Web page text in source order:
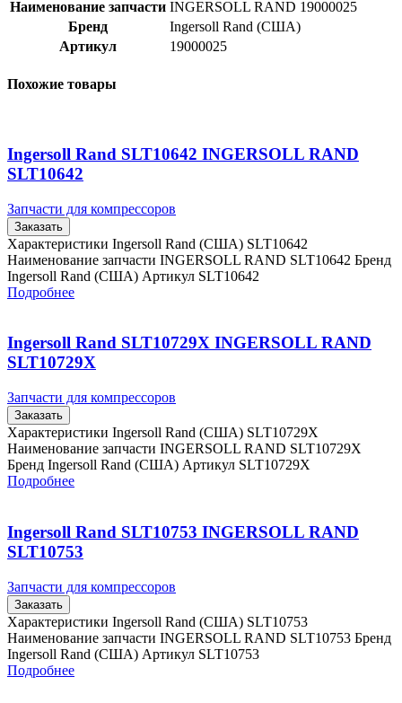
Наименование запчасти INGERSOLL RAND 19000025
Бренд
Ingersoll Rand (США)
Артикул
19000025
Похожие товары
Ingersoll Rand SLT10642 INGERSOLL RAND
SLT10642
Запчасти для компрессоров
Заказать
Характеристики Ingersoll Rand (США) SLT10642
Наименование запчасти INGERSOLL RAND SLT10642 Бренд
Ingersoll Rand (США) Артикул SLT10642
Подробнее
Ingersoll Rand SLT10729X INGERSOLL RAND
SLT10729X
Запчасти для компрессоров
Заказать
Характеристики Ingersoll Rand (США) SLT10729X
Наименование запчасти INGERSOLL RAND SLT10729X
Бренд Ingersoll Rand (США) Артикул SLT10729X
Подробнее
Ingersoll Rand SLT10753 INGERSOLL RAND
SLT10753
Запчасти для компрессоров
Заказать
Характеристики Ingersoll Rand (США) SLT10753
Наименование запчасти INGERSOLL RAND SLT10753 Бренд
Ingersoll Rand (США) Артикул SLT10753
Подробнее